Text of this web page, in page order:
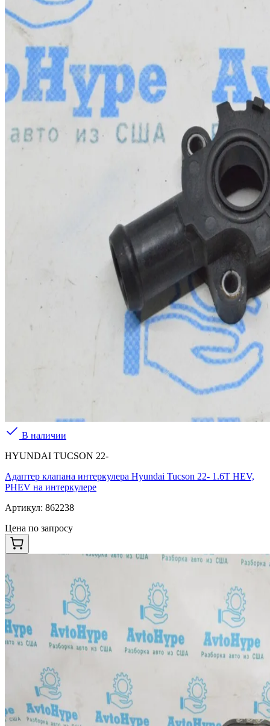
В наличии
HYUNDAI TUCSON 22-
Адаптер клапана интеркулера Hyundai Tucson 22- 1.6T HEV,
PHEV на интеркулере
Артикул: 862238
Цена по запросу